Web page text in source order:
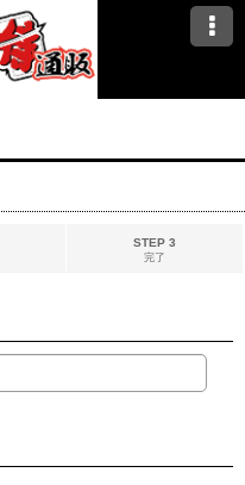
STEP 3
完了